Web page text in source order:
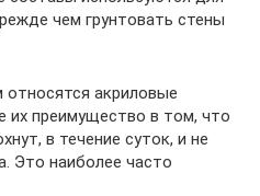
чем грунтовать стены
акриловые
их преимущество в том, что
в течение суток, и не
Это наиболее часто